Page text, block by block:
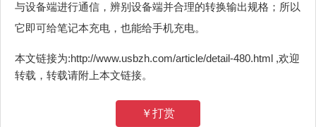
与设备端进行通信，辨别设备端并合理的转换输出规格；所以
它即可给笔记本充电，也能给手机充电。
本文链接为:http://www.usbzh.com/article/detail-480.html ,欢迎
转载，转载请附上本文链接。
￥打赏